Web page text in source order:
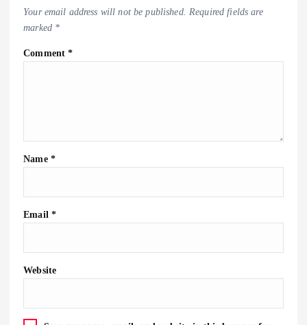
Your email address will not be published. Required fields are
marked *
Comment*
Name *
Email *
Website